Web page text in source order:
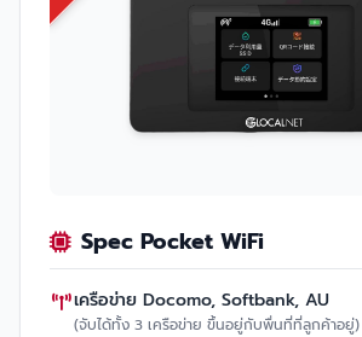
Spec Pocket WiFi
เครือข่าย Docomo, Softbank, AU
(จับได้ทั้ง 3 เครือข่าย ขึ้นอยู่กับพื่นที่ที่ลูกค้าอยู่)